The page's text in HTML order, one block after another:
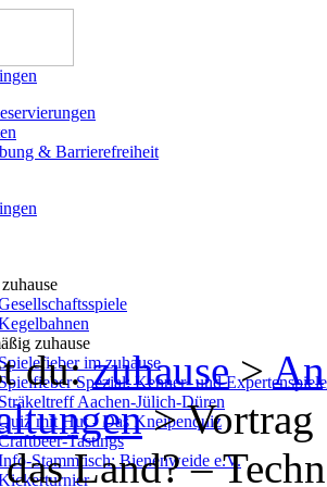
& Barrierefreiheit
zuhause
im zuhause
Spezial: Kenner- und
Sträkeltreff Aachen-Jülich-Düren
mit Hut - Das Kneipenquiz
Tastings
Stammtisch: Bienenweide e.V.
du:zuhause>
>Vortrag
Land? –